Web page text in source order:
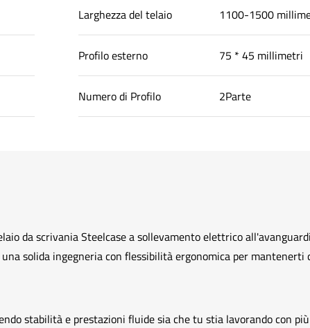
Larghezza del telaio 1100-1500
Profilo esterno 75 * 45 millimetri
Numero di Profilo 2Parte
da scrivania Steelcase a sollevamento elettrico
solida ingegneria con flessibilità ergonomica per
stabilità e prestazioni fluide sia che tu stia lavorando con